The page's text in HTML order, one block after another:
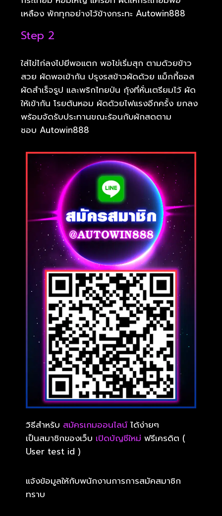
เหลือง พักทุกอย่างไว้ข้างกระทะ Autowin888
Step 2
ใส่ไข่ไก่ลงไปยีพอแตก พอไข่เริ่มสุก ตามด้วยข้าว
สวย ผัดพอเข้ากัน ปรุงรสข้าวผัดด้วย แม็กกี้ซอส
ผัดสำเร็จรูป และพริกไทยป่น กุ้งที่หั่นเตรียมไว้ ผัด
ให้เข้ากัน โรยต้นหอม ผัดด้วยไฟแรงอีกครั้ง ยกลง
พร้อมจัดรับประทานขณะร้อนกับผักสดตาม
ชอบ Autowin888
วิธีสำหรับ สมัครเกมออนไลน์ได้ง่ายๆ
เป็นสมาชิกของเว็บ เปิดบัญชีใหม่ ฟรีเครดิต (
User test id )
แจ้งข้อมูลให้กับพนักงานการการสมัคสมาชิก
ทราบ